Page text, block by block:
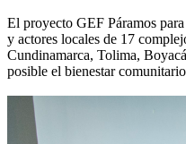
El proyecto GEF Páramos
y actores locales de 17
Cundinamarca, Tolima,
posible el bienestar